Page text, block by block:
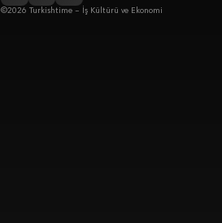
©2026 Turkishtime – İş Kültürü ve Ekonomi